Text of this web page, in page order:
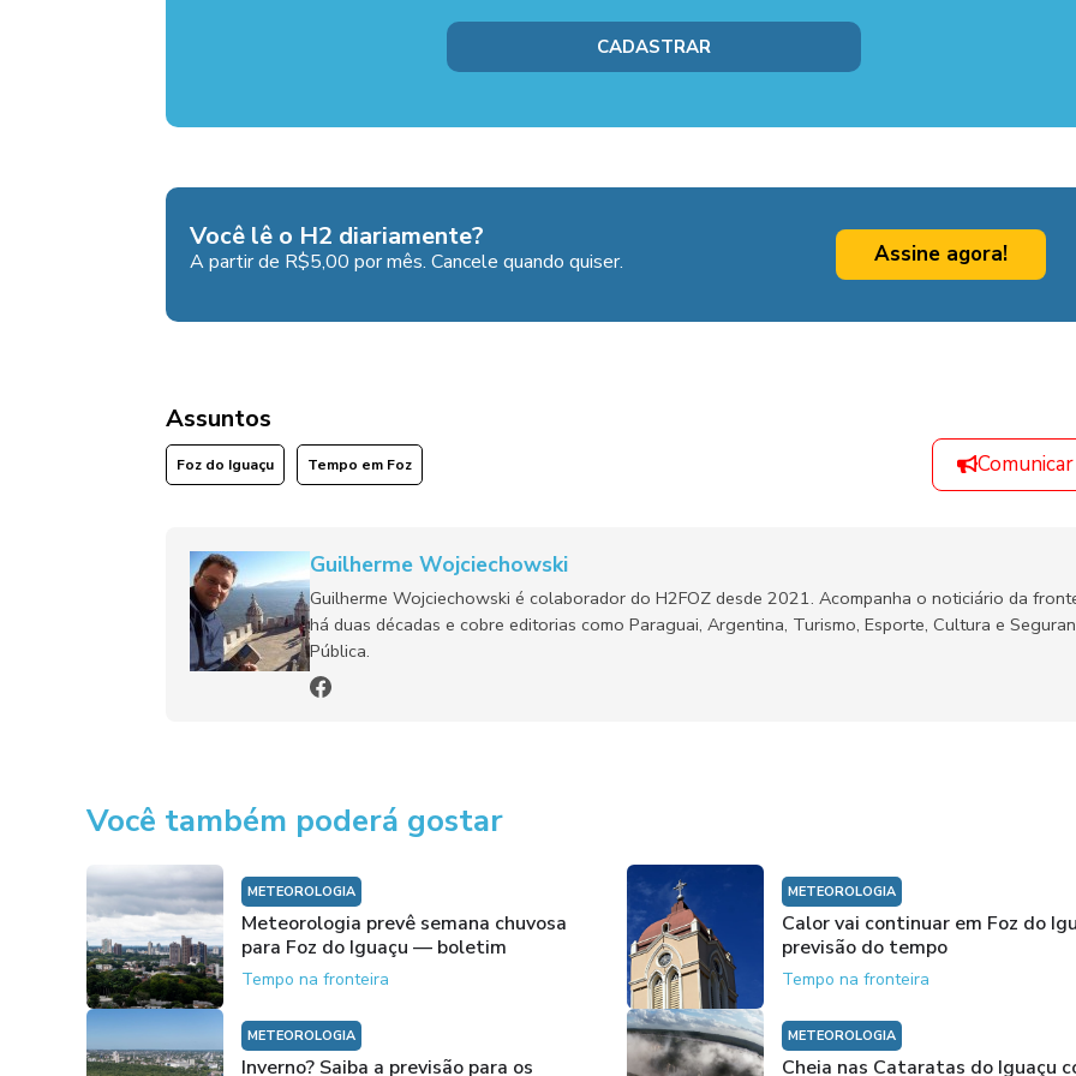
Você lê o H2 diariamente?
A partir de R$5,00 por mês. Cancele quando quiser. Assine agora!
Assuntos
Foz do Iguaçu Tempo em Foz
Guilherme Wojciechowski
Guilherme Wojciechowski é colaborador do H2FOZ desde 2021. Acompanha o noticiário da
há duas décadas e cobre editorias como Paraguai, Argentina, Turismo, Esporte, Cultura e
Pública.
Você também poderá gostar
METEOROLOGIA
Meteorologia prevê semana chuvosa
para Foz do Iguaçu — boletim
Tempo na fronteira
METEOROLOGIA
Calor vai continuar em Foz do
previsão do tempo
Tempo na fronteira
METEOROLOGIA
Inverno? Saiba a previsão para os
METEOROLOGIA
Cheia nas Cataratas do Iguaçu